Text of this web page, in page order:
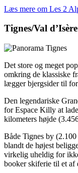
Læs mere om Les 2
Tignes/Val
Det store og meget
omkring de klassiske
lægger bjergsider til
Den legendariske
for Espace Killy at
kilometers højde
Både Tignes by
blandt de højest
virkelig uheldig for
booker skiferie til et af